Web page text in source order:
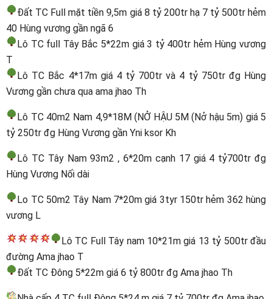
Đất TC Full mặt tiền 9,5m giá 8 tỷ 200tr hạ 7 tỷ 500tr hẻm
40 Hùng vương gần ngã 6
Lô TC full Tây Bắc 5*22m giá 3 tỷ 400tr hẻm Hùng vương
T
Lô TC Bắc 4*17m giá 4 tỷ 700tr và 4 tỷ 750tr đg Hùng
Vương gần chưa qua ama jhao Th
Lô TC 40m2 Nam 4,9*18M (NỞ HẬU 5M (Nở hậu 5m) giá 5
tỷ 250tr đg Hùng Vương gần Yni ksor Kh
Lô TC Tây Nam 93m2 , 6*20m cạnh 17 giá 4 tỷ700tr đg
Hùng Vương Nối dài
Lo TC 50m2 Tây Nam 7*20m giá 3tyr 150tr hẻm 362 hùng
vương L
Lô TC Full Tây nam 10*21m giá 13 tỷ 500tr đầu
đường Ama jhao T
Đất TC Đông 5*22m giá 6 tỷ 800tr đg Ama jhao Th